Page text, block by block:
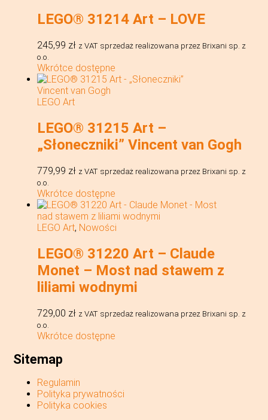
LEGO® 31214 Art – LOVE
245,99 zł z VAT sprzedaż realizowana przez Brixani sp. z
o.o.
Wkrótce dostępne
LEGO Art
LEGO® 31215 Art –
„Słoneczniki” Vincent van Gogh
779,99 zł z VAT sprzedaż realizowana przez Brixani sp. z
o.o.
Wkrótce dostępne
LEGO Art, Nowości
LEGO® 31220 Art – Claude
Monet – Most nad stawem z
liliami wodnymi
729,00 zł z VAT sprzedaż realizowana przez Brixani sp. z
o.o.
Wkrótce dostępne
Sitemap
Regulamin
Polityka prywatności
Polityka cookies